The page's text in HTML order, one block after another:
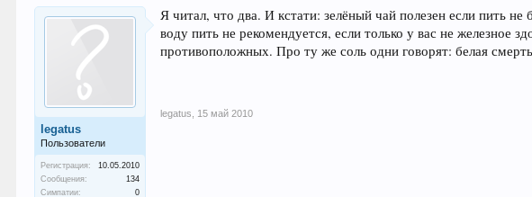
legatus
Пользователи
Регистрация:
10.05.2010
Сообщения:
134
Симпатии:
0
Я читал, что два. И кстати: зелёный чай полезен если пить
воду пить не рекомендуется, если только у вас не
противоположных. Про ту же соль одни говорят: белая
legatus 15 май 2010